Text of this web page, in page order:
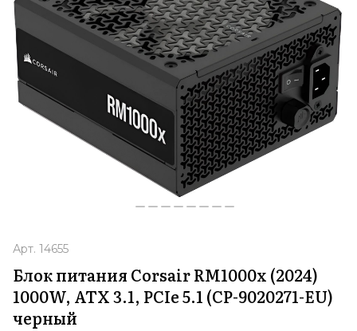
Арт. 14655
Блок питания Corsair RM1000x (2024)
1000W, ATX 3.1, PCIe 5.1 (CP-9020271-EU)
черный